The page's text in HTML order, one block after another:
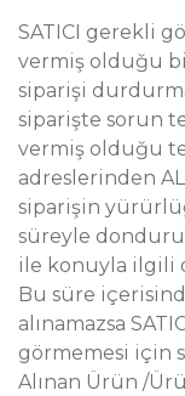
SATICI gerekli
vermiş olduğu
siparişi
siparişte sorun
vermiş olduğu
adreslerinden
siparişin
süreyle
ile konuyla ilgili
Bu süre
alınamazsa
görmemesi için
Alınan Ürün /